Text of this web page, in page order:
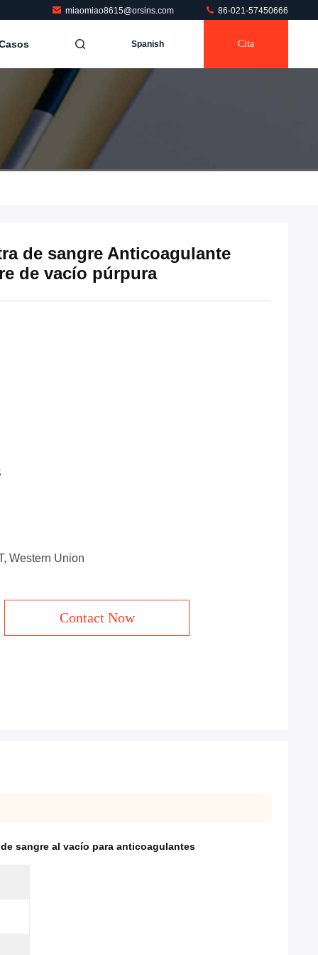
miaomiao8615@orsins.com 86-021-57450666
Spanish Cita
de sangre Anticoagulante
de vacío púrpura
Western Union
Contact Now
sangre al vacío para anticoagulantes